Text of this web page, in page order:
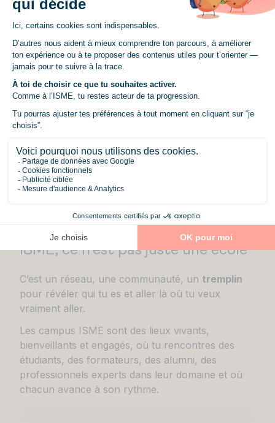
professionnalisation
5.Des formateurs issus du monde
professionnel
6.Une équipe accessible et concernée
8.Une aide à la recherche d’entreprise
9.Des ateliers d’accompagnement
dédiés
ISME, ce n’est pas juste une école
C’est un réseau, une communauté, un tremplin
pour révéler qui tu es et aller là où tu veux
vraiment aller.
Les campus ISME sont des lieux vivants,
bienveillants et engagés, où tu rencontres des
étudiants, des formateurs, des alumni, des
professionnels experts dans leur domaine et où
chacun avance à son rythme.